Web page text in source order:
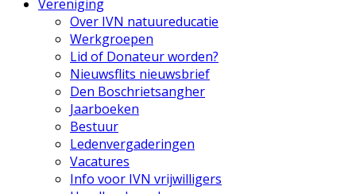
Vereniging
Over IVN natuureducatie
Werkgroepen
Lid of Donateur worden?
Nieuwsflits nieuwsbrief
Den Boschrietsangher
Jaarboeken
Bestuur
Ledenvergaderingen
Vacatures
Info voor IVN vrijwilligers